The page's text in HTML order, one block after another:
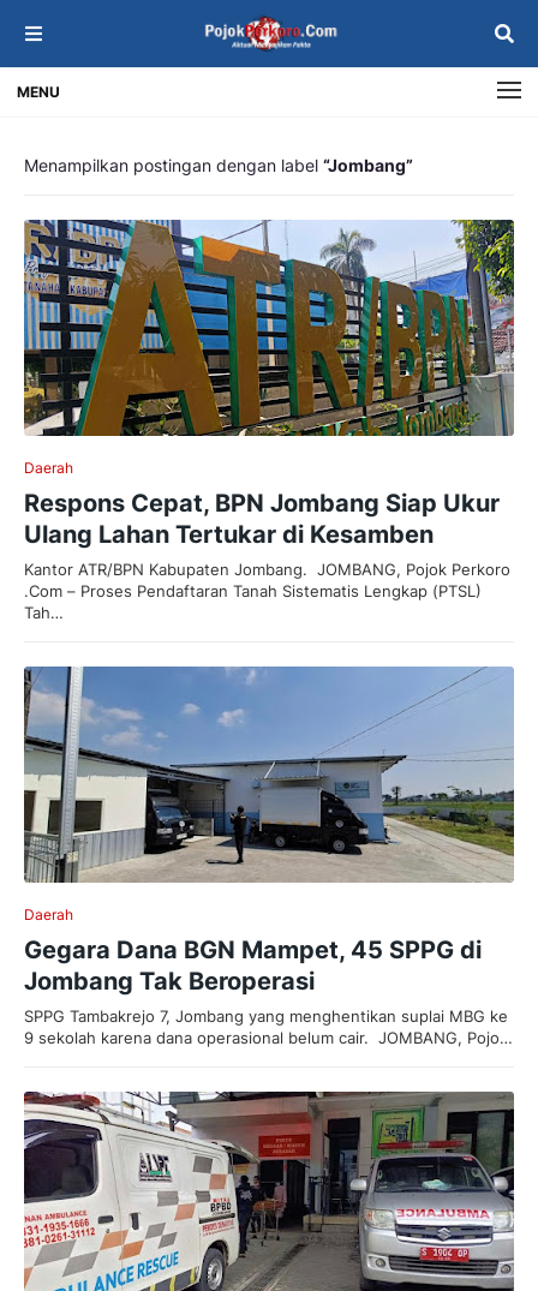
MENU
Menampilkan postingan dengan label Jombang
Daerah
Respons Cepat, BPN Jombang Siap Ukur
Ulang Lahan Tertukar di Kesamben
Kantor ATR/BPN Kabupaten Jombang. JOMBANG, Pojok Perkoro
.Com – Proses Pendaftaran Tanah Sistematis Lengkap (PTSL)
Tah…
Daerah
Gegara Dana BGN Mampet, 45 SPPG di
Jombang Tak Beroperasi
SPPG Tambakrejo 7, Jombang yang menghentikan suplai MBG ke
9 sekolah karena dana operasional belum cair. JOMBANG, Pojo…